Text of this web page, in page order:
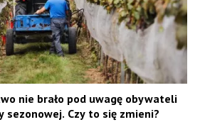
nie brało pod uwagę obywateli
sezonowej. Czy to się zmieni?